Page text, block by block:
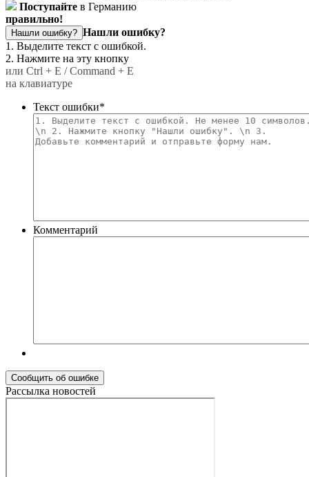
Поступайте в Германию
правильно!
Нашли ошибку? Нашли ошибку?
1. Выделите текст с ошибкой.
2. Нажмите на эту кнопку
или Ctrl + E / Command + E
на клавиатуре
Текст ошибки*
Комментарий
Рассылка новостей